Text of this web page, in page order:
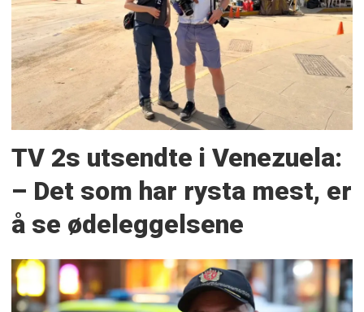
TV 2s utsendte i Venezuela:
– Det som har rysta mest, er
å se ødeleggelsene